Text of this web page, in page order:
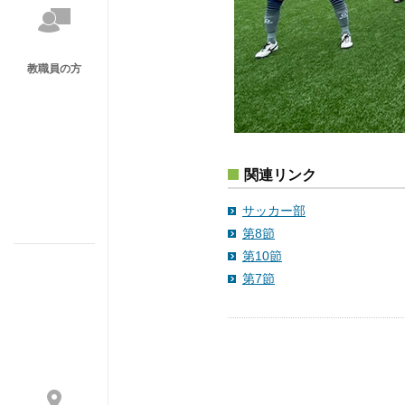
関連リンク
サッカー部
第8節
第10節
第7節
教職員の方